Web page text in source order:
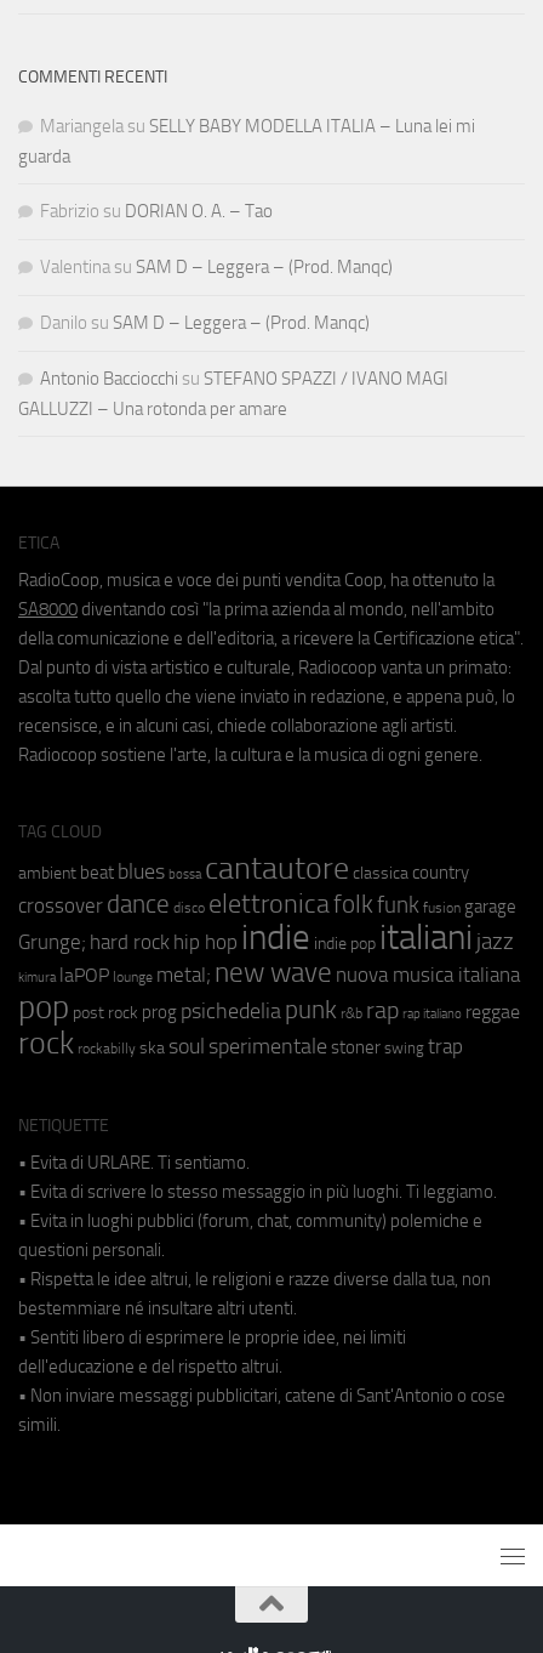
COMMENTI RECENTI
Mariangela su SELLY BABY MODELLA ITALIA – Luna lei mi
guarda
Fabrizio su DORIAN O. A. – Tao
Valentina su SAM D – Leggera – (Prod. Manqc)
Danilo su SAM D – Leggera – (Prod. Manqc)
Antonio Bacciocchi su STEFANO SPAZZI / IVANO MAGI
GALLUZZI – Una rotonda per amare
ETICA
RadioCoop, musica e voce dei punti vendita Coop, ha ottenuto la
SA8000 diventando così "la prima azienda al mondo, nell'ambito
della comunicazione e dell'editoria, a ricevere la Certificazione etica".
Dal punto di vista artistico e culturale, Radiocoop vanta un primato:
ascolta tutto quello che viene inviato in redazione, e appena può, lo
recensisce, e in alcuni casi, chiede collaborazione agli artisti.
Radiocoop sostiene l'arte, la cultura e la musica di ogni genere.
TAG CLOUD
ambient beat blues bossa cantautore classica country
crossover dance disco elettronicafolkfunk fusion garage
Grunge; hard rock hip hop indie indie pop italiani jazz
kimura laPOP lounge metal; new wave nuova musica italiana
pop post rock prog psichedeliapunk r&b rap rap italiano reggae
rock rockabilly ska soul sperimentale stoner swing trap
NETIQUETTE
• Evita di URLARE. Ti sentiamo.
• Evita di scrivere lo stesso messaggio in più luoghi. Ti leggiamo.
• Evita in luoghi pubblici (forum, chat, community) polemiche e
questioni personali.
• Rispetta le idee altrui, le religioni e razze diverse dalla tua, non
bestemmiare né insultare altri utenti.
• Sentiti libero di esprimere le proprie idee, nei limiti
dell'educazione e del rispetto altrui.
• Non inviare messaggi pubblicitari, catene di Sant'Antonio o cose
simili.